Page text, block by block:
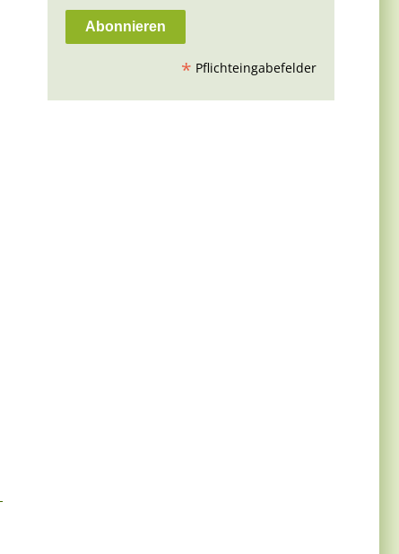
* Pflichteingabefelder